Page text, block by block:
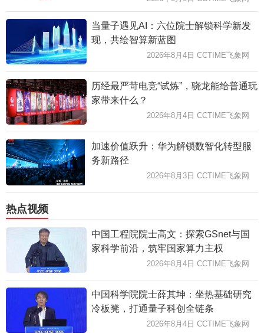
当量子遇见AI：六位院士解锁科学新发
现，共绘智算新蓝图
2026年8月4日 CCTIME飞象网
历经最严苛电竞“试炼”，骁龙能给普通玩
家带来什么？
2026年8月4日 CCTIME飞象网
加速价值跃升：华为解锁数智化转型服
务新路径
2026年8月3日 CCTIME飞象网
热点视频
中国工程院院士高文：探索GSnet与国
家科学前沿，筑牢国家算力主权
2026年8月4日 CCTIME飞象网
中国科学院院士薛其坤：坐热基础研究
冷板凳，打通量子科创全链条
2026年8月4日 CCTIME飞象网